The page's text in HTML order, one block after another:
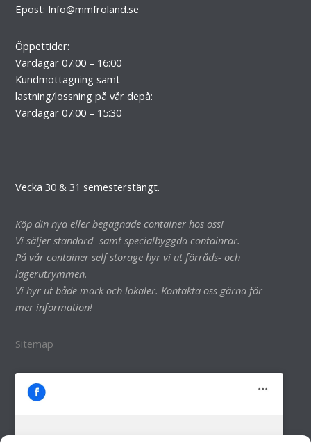
Epost: Info@mmfroland.se
Öppettider:
Vardagar 07:00 – 16:00
Kundmottagning samt
lastning/lossning på vår depå:
Vardagar 07:00 – 15:30
Vecka 30 & 31 semesterstängt.
Köp din nya eller begagnade container hos oss!
Vi säljer standard- samt specialbyggda containrar.
På vår container self storage hyr vi ut förråds- och
lagerutrymmen.
Vi hyr ut både mark och lokaler. Kontakta oss gärna för
mer information!
Sitemap